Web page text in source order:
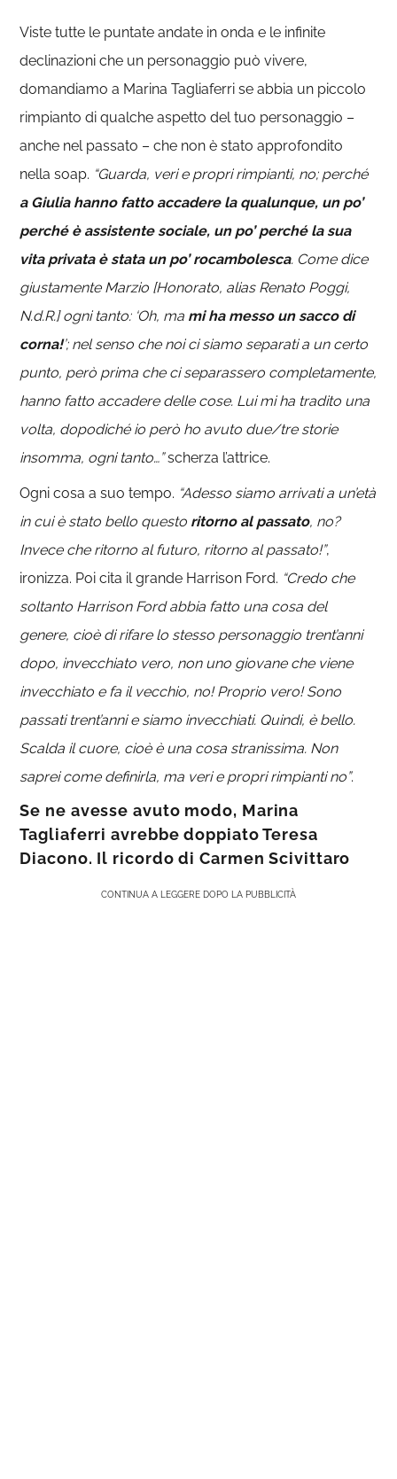
Viste tutte le puntate andate in onda e le infinite
declinazioni che un personaggio può vivere,
domandiamo a Marina Tagliaferri se abbia un piccolo
rimpianto di qualche aspetto del tuo personaggio –
anche nel passato – che non è stato approfondito
nella soap. “Guarda, veri e propri rimpianti, no; perché
a Giulia hanno fatto accadere la qualunque, un po’
perché è assistente sociale, un po’ perché la sua
vita privata è stata un po’ rocambolesca. Come dice
giustamente Marzio [Honorato, alias Renato Poggi,
N.d.R.] ogni tanto: ‘Oh, ma mi ha messo un sacco di
corna!’; nel senso che noi ci siamo separati a un certo
punto, però prima che ci separassero completamente,
hanno fatto accadere delle cose. Lui mi ha tradito una
volta, dopodiché io però ho avuto due/tre storie
insomma, ogni tanto…”scherza l’attrice.
Ogni cosa a suo tempo. “Adesso siamo arrivati a un’età
in cui è stato bello questo ritorno al passato, no?
Invece che ritorno al futuro, ritorno al passato!”,
ironizza. Poi cita il grande Harrison Ford. “Credo che
soltanto Harrison Ford abbia fatto una cosa del
genere, cioè di rifare lo stesso personaggio trent’anni
dopo, invecchiato vero, non uno giovane che viene
invecchiato e fa il vecchio, no! Proprio vero! Sono
passati trent’anni e siamo invecchiati. Quindi, è bello.
Scalda il cuore, cioè è una cosa stranissima. Non
saprei come definirla, ma veri e propri rimpianti no”.
Se ne avesse avuto modo, Marina
Tagliaferri avrebbe doppiato Teresa
Diacono. Il ricordo di Carmen Scivittaro
CONTINUA A LEGGERE DOPO LA PUBBLICITÀ